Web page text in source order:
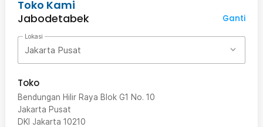
Toko Kami
Jabodetabek
Ganti
Lokasi
Jakarta Pusat
Toko
Bendungan Hilir Raya Blok G1 No. 10
Jakarta Pusat
DKI Jakarta 10210